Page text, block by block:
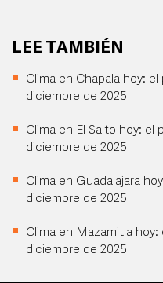
LEE TAMBIÉN
Clima en Chapala hoy:
diciembre de 2025
Clima en El Salto hoy: el
diciembre de 2025
Clima en Guadalajara
diciembre de 2025
Clima en Mazamitla
diciembre de 2025